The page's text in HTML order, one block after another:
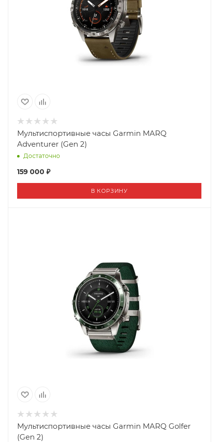
Мультиспортивные часы Garmin MARQ
Adventurer (Gen 2)
Достаточно
159 000 ₽
В КОРЗИНУ
Мультиспортивные часы Garmin MARQ Golfer
(Gen 2)